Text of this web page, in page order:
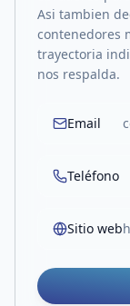
Asi tambien
contenedores
trayectoria
nos respalda.
Email
Teléfono
Sitio web